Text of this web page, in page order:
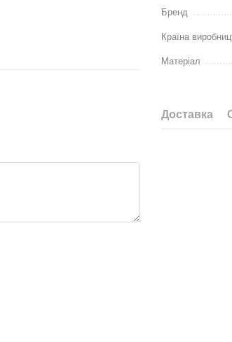
Бренд
Країна
Матеріал
Доставка